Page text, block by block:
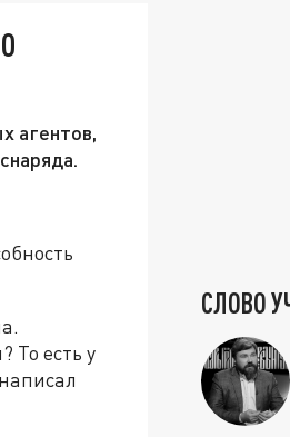
агентов,
То есть у
СЛОВО